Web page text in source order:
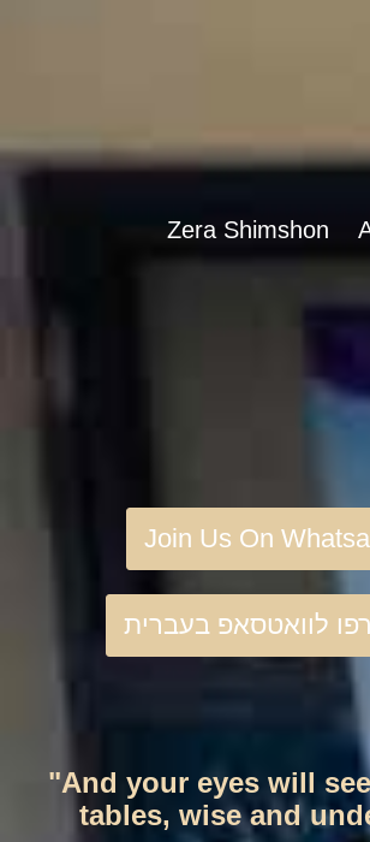
Zera Shimshon
Join Us On
לוואטסאפ בעברית
"And your eyes will
tables, wise and